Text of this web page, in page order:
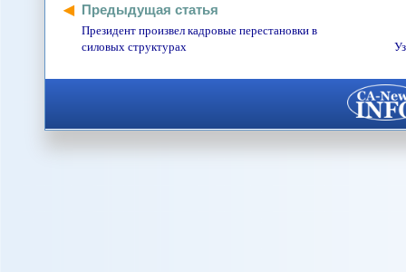
Предыдущая статья
Президент произвел кадровые перестановки в
силовых структурах